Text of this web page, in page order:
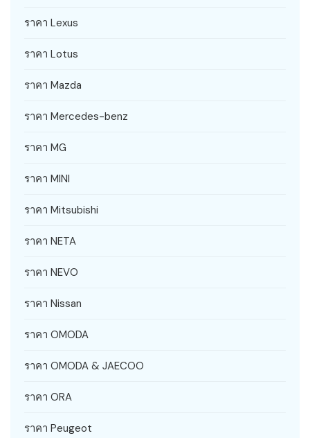
ราคา Lexus
ราคา Lotus
ราคา Mazda
ราคา Mercedes-benz
ราคา MG
ราคา MINI
ราคา Mitsubishi
ราคา NETA
ราคา NEVO
ราคา Nissan
ราคา OMODA
ราคา OMODA & JAECOO
ราคา ORA
ราคา Peugeot